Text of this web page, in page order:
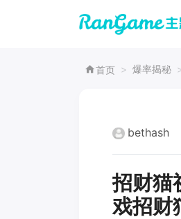
首页 爆率揭秘
bethash
招财猫
戏招财